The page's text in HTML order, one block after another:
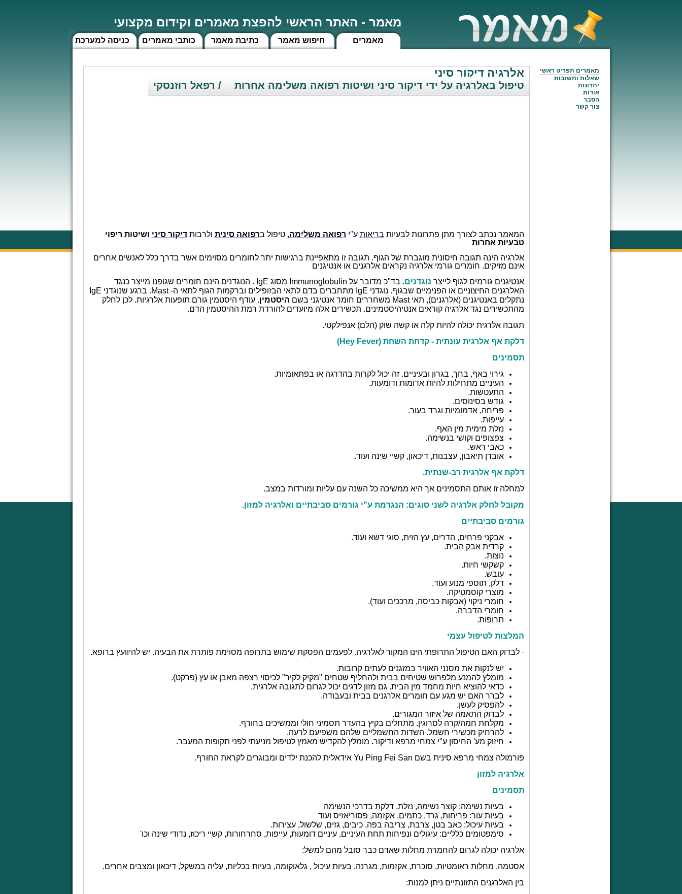
מאמר - האתר הראשי להפצת מאמרים וקידום מקצועי
כניסה למערכת כותבי מאמרים כתיבת מאמר חיפוש מאמר מאמרים
אלרגיה דיקור סיני
טיפול באלרגיה על ידי דיקור סיני ושיטות רפואה משלימה אחרות / רפאל רוזנסקי
המאמר נכתב לצורך מתן פתרונות לבעיות בריאות ע"י רפואה משלימה, טיפול ברפואה סינית ולרבותדיקור סיני ושיטות ריפוי
טבעיות אחרות
אלרגיה הינה תגובה חיסונית מוגברת של הגוף. תגובה זו מתאפיינת ברגישות יתר לחומרים מסוימים אשר בדרך כלל לאנשים אחרים
אינם מזיקים. חומרים גורמי אלרגיה נקראים אלרגנים או אנטיגנים
אנטיגנים גורמים לגוף לייצר נוגדנים. בד"כ מדובר על Immunoglobulin מסוג IgE . הנוגדנים הינם חומרים שגופנו מייצר כנגד
האלרגנים החיצוניים או הפנימיים שבגוף. נוגדני IgE מתחברים בדם לתאי הבזופילים וברקמות הגוף לתאי ה-Mast. ברגע שנוגדני IgE
נתקלים באנטיגנים (אלרגנים), תאיMast משחררים חומר אנטיגני בשם היסטמין. עודף היסטמין גורם תופעות אלרגיות. לכן לחלק
מהתכשירים נגד אלרגיה קוראים אנטיהיסטמינים. תכשירים אלה מיועדים להורדת רמת ההיסטמין הדם.
תגובה אלרגית יכולה להיות קלה או קשה שוק (הלם) אנפילקטי.
דלקת אף אלרגית עונתית - קדחת השחת (Hey Fever
)
תסמינים
גירוי באף, בחך, בגרון ובעיניים. זה יכול לקרות בהדרגה או בפתאומיות.
העיניים מתחילות להיות אדומות ודומעות.
התעטשות.
גודש בסינוסים.
פריחה, אדמומיות וגרד בעור.
עייפות.
נזלת מימית מין האף.
צפצופים וקושי בנשימה.
כאבי ראש.
אובדן תיאבון, עצבנות, דיכאון, קשיי שינה ועוד.
דלקת אף אלרגית רב-שנתית.
למחלה זו אותם התסמינים אך היא ממשיכה כל השנה עם עליות ומורדות במצב.
מקובל לחלק אלרגיה לשני סוגים: הנגרמת ע"י גורמים סביבתיים ואלרגיה למזון.
גורמים סביבתיים
אבקני פרחים, הדרים, עץ הזית, סוגי דשא ועוד.
קרדית אבק הבית.
נוצות.
קשקשי חיות.
עובש.
דלק, תוספי מנוע ועוד.
מוצרי קוסמטיקה.
חומרי ניקוי (אבקות כביסה, מרככים ועוד).
חומרי הדברה.
תרופות.
המלצות לטיפול עצמי
· לבדוק האם הטיפול התרופתי הינו המקור לאלרגיה. לפעמים הפסקת שימוש בתרופה מסוימת פותרת את הבעיה. יש להיוועץ ברופא.
יש לנקות את מסנני האוויר במזגנים לעתים קרובות.
מומלץ להמנע מלפרוש שטיחים בבית ולהחליף שטחים "מקיק לקיר" לכיסוי רצפה מאבן או עץ (פרקט).
כדאי להוציא חיות מחמד מין הבית. גם מזון לדגים יכול לגרום לתגובה אלרגית.
לברר האם יש מגע עם חומרים אלרגנים בבית ובעבודה.
להפסיק לעשן.
לבדוק התאמה של איזור המגורים.
מקלחת חמה/קרה לסרוגין. מתחלים בקיץ בהעדר תסמיני חולי וממשיכים בחורף.
להרחיק מכשירי חשמל. השדות החשמליים שלהם משפיעם לרעה.
חיזוק מע' החיסון ע"י צמחי מרפא ודיקור. מומלץ להקדיש מאמץ לטיפול מניעתי לפני תקופות המעבר.
פורמולה צמחי מרפא סינית בשם Yu Ping Fei San אידאלית להכנת ילדים ומבוגרים לקראת החורף.
אלרגיה למזון
תסמינים
בעיות נשימה: קוצר נשימה, נזלת, דלקת בדרכי הנשימה
בעיות עור: פריחות, גרד, כתמים, אקזמה, פסוריאזיס ועוד
בעיות עיכול: כאב בטן, צרבת, צריבה בפה, כיבים, גזים, שלשול, עצירות.
סימפטומים כלליים: עיגולים ונפיחות תחת העיניים, עיניים דומעות, עייפות, סחרחורות, קשיי ריכוז, נדודי שינה וכו'
אלרגיה יכולה לגרום להחמרת מחלות שאדם כבר סובל מהם למשל:
אסטמה, מחלות ראומטיות, סוכרת, אקזמות, מגרנה, בעיות עיכול , גלאוקומה, בעיות בכליות, עליה במשקל, דיכאון ומצבים אחרים.
בין האלרגנים התזונתיים ניתן למנות:
מאמרים תפריט ראשי
שאלות ותשובות
יתרונות
אודות
הסבר
צור קשר